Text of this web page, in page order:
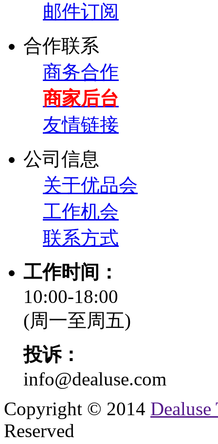
邮件订阅
合作联系
商务合作
商家后台
友情链接
公司信息
关于优品会
工作机会
联系方式
工作时间：
10:00-18:00
(周一至周五)
投诉：
info@dealuse.com
Copyright © 2014
Reserved